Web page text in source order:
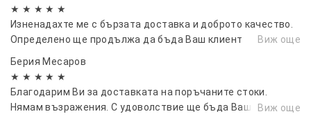
★ ★ ★ ★ ★
Изненадахте ме с бързата доставка и доброто качество.
Определено ще продължа да бъда Ваш клиент
Виж още
Берия Месаров
★ ★ ★ ★ ★
Благодарим Ви за доставката на поръчаните стоки.
Нямам възражения. С удоволствие ще бъда Ваш клиент
Виж още